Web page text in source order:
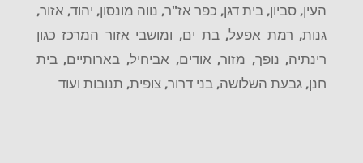
העין, סביון, בית דגן, כפר אז"ר, נווה מונסון, יהוד, אזור,
גנות, רמת אפעל, בת ים, ומושבי אזור המרכז כגון
רינתיה, נופך, מזור, אודים, אביחיל, בארותיים, בית
חנן, גבעת השלושה, בני דרור, צופית, תנובות ועוד